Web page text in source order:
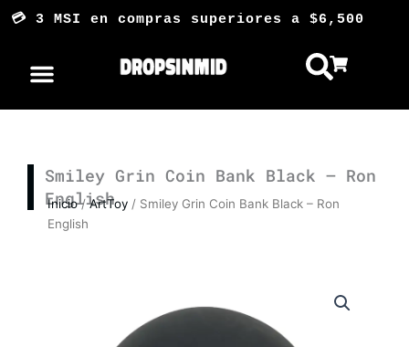
3 MSI en compras superiores a
Smiley Grin Coin Bank Black – Ron
English
Inicio/ArtToy / Smiley Grin Coin Bank Black – Ron
English